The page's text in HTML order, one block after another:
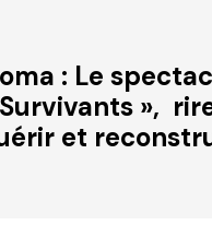
: Le
»,
et